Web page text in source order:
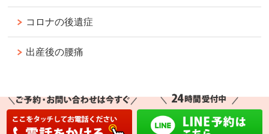
コロナの後遺症
出産後の腰痛